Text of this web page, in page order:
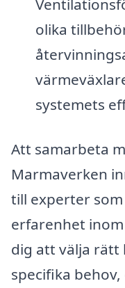
olika
systemets
Att samarbeta
Marmaverken
till experter
erfarenhet
dig att välja
specifika